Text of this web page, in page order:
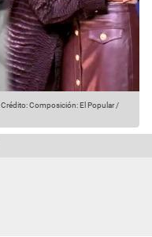
Crédito: Composición: El Popular /